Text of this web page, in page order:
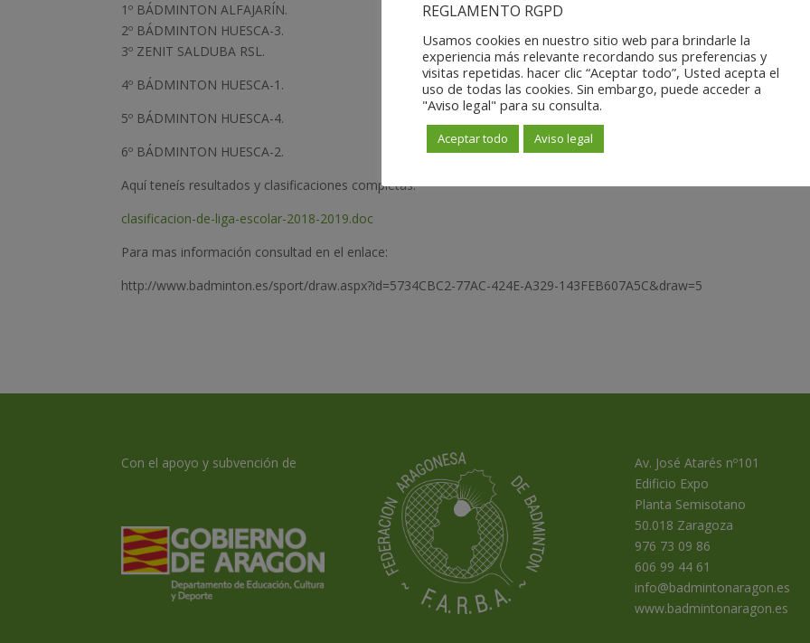
1º BÁDMINTON ALFAJARÍN.
2º BÁDMINTON HUESCA-3.
3º ZENIT SALDUBA RSL.
4º BÁDMINTON HUESCA-1.
5º BÁDMINTON HUESCA-4.
6º BÁDMINTON HUESCA-2.
Aquí teneís resultados y clasificaciones completas:
clasificacion-de-liga-escolar-2018-2019.doc
Para mas información consultad en el enlace:
http://www.badminton.es/sport/draw.aspx?id=5734CBC2-77AC-424E-A329-143FEB607A5C&draw=5
Con el apoyo y subvención de
Av. José Atarés nº101
Edificio Expo
Planta Semisotano
50.018 Zaragoza
976 73 09 86
606 99 44 61
info@badmintonaragon.es
www.badmintonaragon.es
REGLAMENTO RGPD
Usamos cookies en nuestro sitio web para brindarle la
experiencia más relevante recordando sus preferencias y
visitas repetidas. hacer clic “Aceptar todo”, Usted acepta el
uso de todas las cookies. Sin embargo, puede acceder a
"Aviso legal" para su consulta.
Aceptar todo Aviso legal